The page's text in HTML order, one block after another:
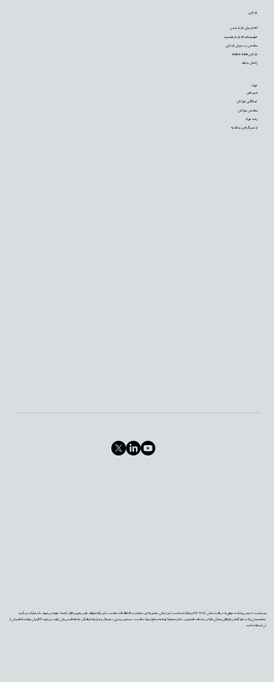
وب‌سایت «دیجی‌پزشک» موفق به دریافت نشان PIF TICK بریتانیا شده است. این نشان معتبر به این معناست که اطلاعات سلامت ما بر پایه شواهد علمی به‌روز و قابل اعتماد تهیه می‌شوند، با مشارکت و تأیید
متخصصان و با در نظر گرفتن نیازهای بیماران طراحی شده‌اند. همچنین، تمام محتوا با توجه به سطح سواد سلامت، دسترس‌پذیری دیجیتال و شرایط فرهنگی جامعه فارسی‌زبان تولید می‌شود تا کاربران بتوانند با اطمینان از
آن استفاده کنند.
نوزاد
شیردهی
غربالگری نوزادان
سلامتی نوزادان
رشد نوزاد
از شیر گرفتن و تغذیه
بارداری
اقدام برای باردار شدن
فهمیده‌اید که باردار هستید
سلامتی در دوران بارداری
بارداری هفته به هفته
زایمان و تولد